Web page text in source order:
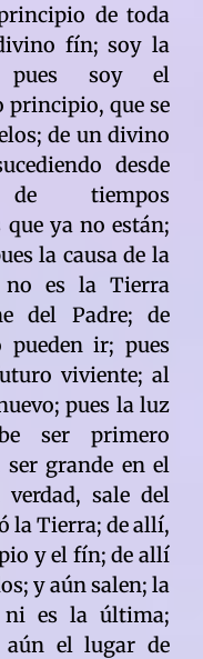
de toda
fín; soy la
pues soy el
principio, que se
de un divino
desde
de tiempos
ya no están;
la causa de la
no es la Tierra
del Padre; de
pueden ir; pues
viviente; al
pues la luz
ser primero
grande en el
sale del
la Tierra; de allí,
y el fín; de allí
y aún salen; la
es la última;
aún el lugar de